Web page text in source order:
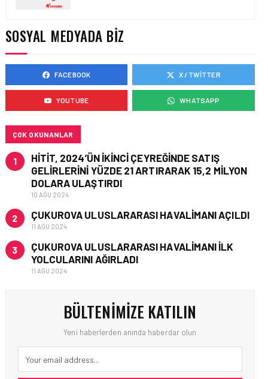
İŞ BIRLIĞI!
HAVAYOLU • 05 AĞU 2026
AIR ASTANA’DAN 2026
YILI İLK YARI FINANSAL
VE OPERASYONEL
SOSYAL MEDYADA BIZ
FACEBOOK X / TWITTER
YOUTUBE WHATSAPP
ÇOK OKUNANLAR
1
HITIT, 2024’ÜN IKINCI ÇEYREĞINDE SATIŞ
GELIRLERINI YÜZDE 21 ARTIRARAK 15,2 MILYON
DOLARA ULAŞTIRDI
10 AĞU 2024
2 ÇUKUROVA ULUSLARARASI HAVALIMANI AÇILDI
11 AĞU 2024
3
ÇUKUROVA ULUSLARARASI HAVALIMANI İLK
YOLCULARINI AĞIRLADI
11 AĞU 2024
BÜLTENIMIZE KATILIN
Yeni haberlerden anında haberdar olun